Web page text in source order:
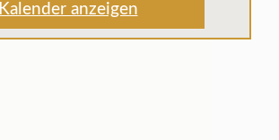
Kalender anzeigen